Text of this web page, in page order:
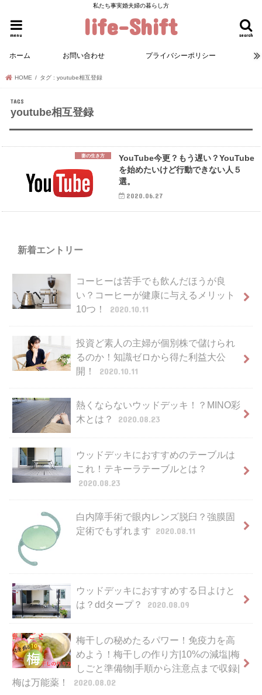
私たち事実婚夫婦の暮らし方
life-Shift search
menu
ホーム お問い合わせ プライバシーポリシー
HOME タグ : youtube相互登録
youtube相互登録
妻の生き方
YouTube今更？もう遅い？YouTube
を始めたいけど行動できない人５
選。
2020.06.27
新着エントリー
コーヒーは苦手でも飲んだほうが良
い？コーヒーが健康に与えるメリット
10つ！
2020.10.11
投資ど素人の主婦が個別株で儲けられ
るのか！知識ゼロから得た利益大公
開！
2020.10.11
熱くならないウッドデッキ！？MINO彩
木とは？
2020.08.23
ウッドデッキにおすすめのテーブルは
これ！テキーラテーブルとは？
2020.08.23
白内障手術で眼内レンズ脱臼？強膜固
定術でもずれます 2020.08.11
ウッドデッキにおすすめする日よけと
は？ddタープ？
2020.08.09
梅干しの秘めたるパワー！免疫力を高
めよう！梅干しの作り方|10%の減塩|梅
しごと準備物|手順から注意点まで収録|
梅は万能薬！
2020.08.02